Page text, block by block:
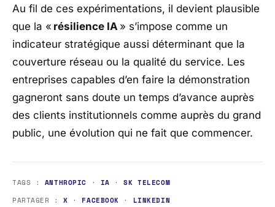
Au fil de ces expérimentations, il devient plausible
que la « résilience IA » s’impose comme un
indicateur stratégique aussi déterminant que la
couverture réseau ou la qualité du service. Les
entreprises capables d’en faire la démonstration
gagneront sans doute un temps d’avance auprès
des clients institutionnels comme auprès du grand
public, une évolution qui ne fait que commencer.
TAGS : ANTHROPIC · IA ·SK TELECOM
PARTAGER :X · FACEBOOK · LINKEDIN